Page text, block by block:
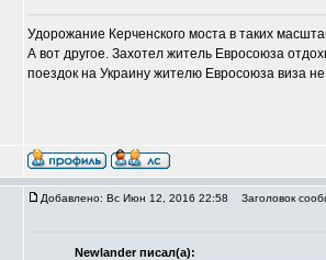
Удорожание Керченского моста в таких
А вот другое. Захотел житель Евросоюза
поездок на Украину жителю Евросоюза виза
Добавлено: Вс Июн 12, 2016 22:58 Заголовок
Newlander писал(а):